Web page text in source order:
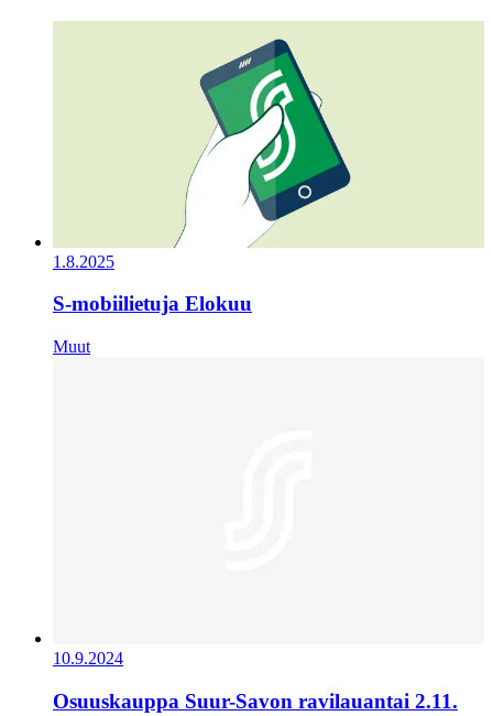
1.8.2025
S-mobiilietuja Elokuu
Muut
10.9.2024
Osuuskauppa Suur-Savon ravilauantai 2.11.